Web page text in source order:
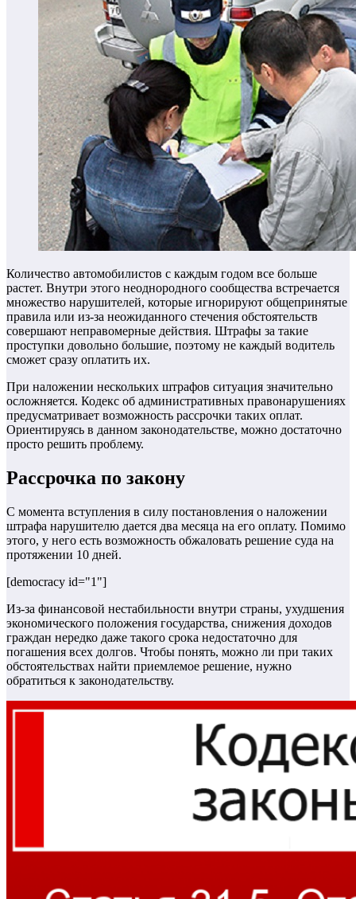
Количество автомобилистов с каждым годом все больше
растет. Внутри этого неоднородного сообщества встречается
множество нарушителей, которые игнорируют общепринятые
правила или из-за неожиданного стечения обстоятельств
совершают неправомерные действия. Штрафы за такие
проступки довольно большие, поэтому не каждый водитель
сможет сразу оплатить их.
При наложении нескольких штрафов ситуация значительно
осложняется. Кодекс об административных правонарушениях
предусматривает возможность рассрочки таких оплат.
Ориентируясь в данном законодательстве, можно достаточно
просто решить проблему.
Рассрочка по закону
С момента вступления в силу постановления о наложении
штрафа нарушителю дается два месяца на его оплату. Помимо
этого, у него есть возможность обжаловать решение суда на
протяжении 10 дней.
[democracy id="1"]
Из-за финансовой нестабильности внутри страны, ухудшения
экономического положения государства, снижения доходов
граждан нередко даже такого срока недостаточно для
погашения всех долгов. Чтобы понять, можно ли при таких
обстоятельствах найти приемлемое решение, нужно
обратиться к законодательству.